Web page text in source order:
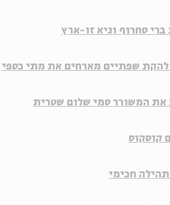
ברי סחרוף וגיא זו-ארץ
להקת שפתיים מארחים את מתי כספי
את המשורר סמי שלום שטרית
קוסקוס
תהילה חכימי